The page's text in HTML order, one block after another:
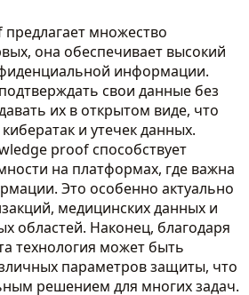
множество
она обеспечивает высокий
информации.
свои данные без
их в открытом виде, что
и утечек данных.
proof способствует
на платформах, где важна
Это особенно актуально
медицинских данных и
областей. Наконец, благодаря
технология может быть
параметров защиты, что
решением для многих задач.